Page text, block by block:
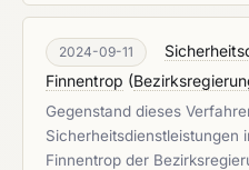
2024-09-11
Finnentrop (
Gegenstand dieses
Sicherheitsdienstleistungen
Finnentrop der